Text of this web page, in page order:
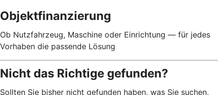
Objektfinanzierung
Ob Nutzfahrzeug, Maschine oder Einrichtung — für jedes
Vorhaben die passende Lösung
Nicht das Richtige gefunden?
Sollten Sie bisher nicht gefunden haben, was Sie suchen,